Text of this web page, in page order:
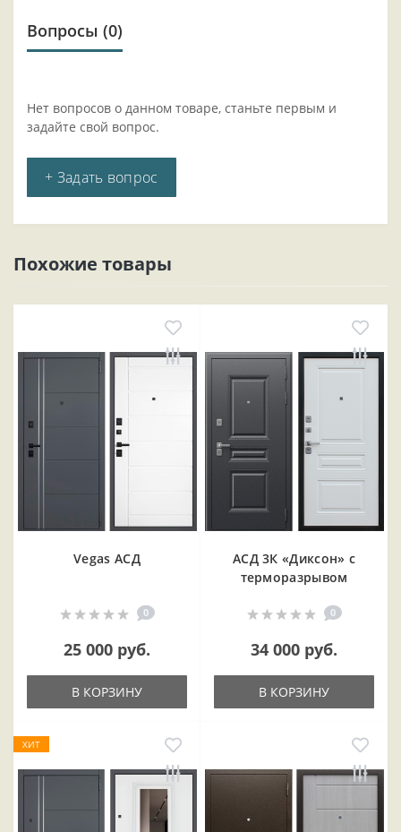
Вопросы (0)
Нет вопросов о данном товаре, станьте первым и
задайте свой вопрос.
+ Задать вопрос
Похожие товары
Vegas АСД
0
25 000 руб.
В КОРЗИНУ
АСД 3К «Диксон» с
терморазрывом
0
34 000 руб.
В КОРЗИНУ
ХИТ